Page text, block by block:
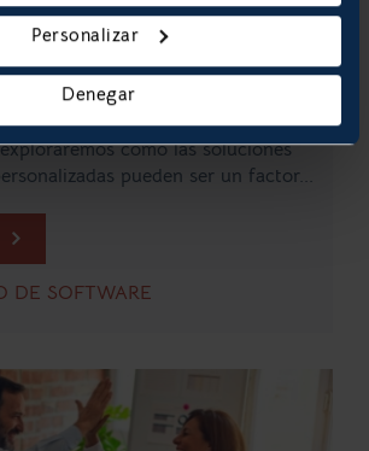
Personalizar
Denegar
tecnológico, donde la
personalización son clave, el
a medida se está convirtiendo en
para las empresas que
sus operaciones. A lo largo de
cómo las soluciones
pueden ser un factor...
DE SOFTWARE